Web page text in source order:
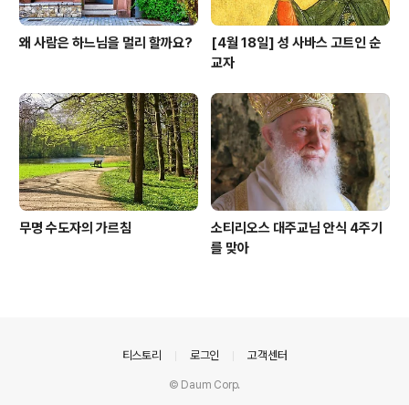
왜 사람은 하느님을 멀리 할까요?
[4월 18일] 성 사바스 고트인 순
교자
무명 수도자의 가르침
소티리오스 대주교님 안식 4주기
를 맞아
티스토리 로그인 고객센터
© Daum Corp.